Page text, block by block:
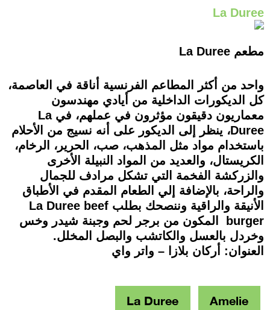
La Duree
مطعم La Duree
واحد من أكثر المطاعم الفرنسية أناقة في العاصمة،
كل الديكورات الداخلية من أيادي مهندسون
معماريون دقيقون مؤثرون في عملهم، في La
Duree، ينظر إلى الديكور على أنه نسيج من الأحلام
باستخدام مواد مثل المذهب، صب، الحرير، الرخام،
الكريستال، والعديد من المواد النبيلة الأخرى
والزركشة الفخمة التي تشكل مرادف للجمال
والراحة، بالإضافة إلي الطعام المقدم في الأطباق
الأنيقة والراقية وننصحك بطلب La Duree beef
burger المكون من برجر لحم وجبنة شيدر وخس
وخردل بالعسل والكاتشب والبصل المخلل.
العنوان: أركان بلازا – واتر واي
Amelie
La Duree